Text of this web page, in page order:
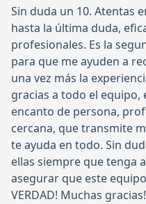
Sin duda un 10. Atentas
hasta la última duda,
profesionales. Es la
para que me ayuden a
una vez más la
gracias a todo el equipo,
encanto de persona,
cercana, que transmite
te ayuda en todo. Sin
ellas siempre que tenga
asegurar que este
VERDAD! Muchas gracias!